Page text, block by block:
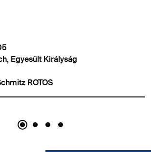
Helyiség:
Tengely gyártója: